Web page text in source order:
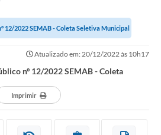
12/2022 SEMAB - Coleta Seletiva Municipal
Atualizado em: 20/12/2022 às 10h17
nº 12/2022 SEMAB - Coleta
Imprimir